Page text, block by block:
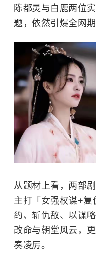
陈都灵与白鹿两位
题，依然引爆全网期
从题材上看，两部剧
主打「女强权谋+复
约、斩仇敌、以谋
改命与朝堂风云，
奏凌厉。